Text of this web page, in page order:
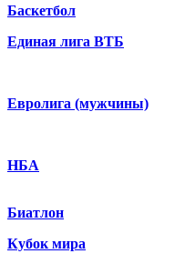
Баскетбол
Единая лига ВТБ
Евролига (мужчины)
НБА
Биатлон
Кубок мира